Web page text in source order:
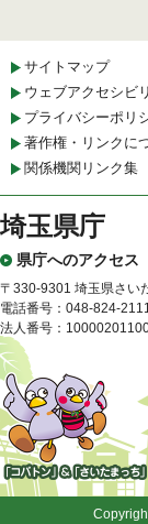
サイトマップ
ウェブアクセシビ
プライバシーポリ
著作権・リンクに
関係機関リンク集
埼玉県庁
県庁へのアクセス
〒330-9301 埼玉県さい
電話番号：048-824-
法人番号：
「コバトン」&「さ